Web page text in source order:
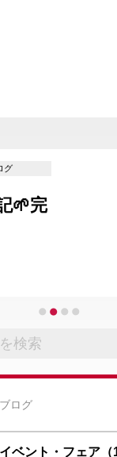
グ
🌱完
ログ
イベント・フェア（